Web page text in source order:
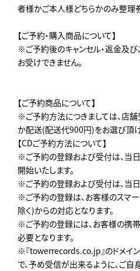
者様かご本人様どちらかのみ整理
【ご予約・購入商品について】
※ご予約後のキャンセル・返金及
お受けできません。
【ご予約商品について】
※ご予約方法につきましては、店
か配送(配送代900円)をお選び頂け
【CDご予約方法について】
※ご予約の登録および受付は、当
開始いたします。
※ご予約の登録および受付は、当
※ご予約の登録は、お客様のスマ
除く)からの対応となります。
※ご予約の登録には、お客様の携
必要となります。
※『towerrecords.co.jp』のドメイ
で、予め受信が出来るように、ご